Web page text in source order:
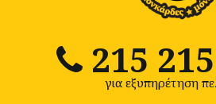
215
για εξυπηρέτηση